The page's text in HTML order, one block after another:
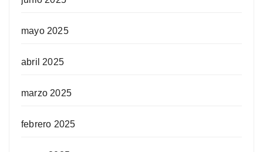
mayo 2025
abril 2025
marzo 2025
febrero 2025